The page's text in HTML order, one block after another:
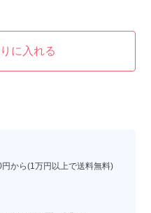
に入れる
から(1万円以上で送料無料)